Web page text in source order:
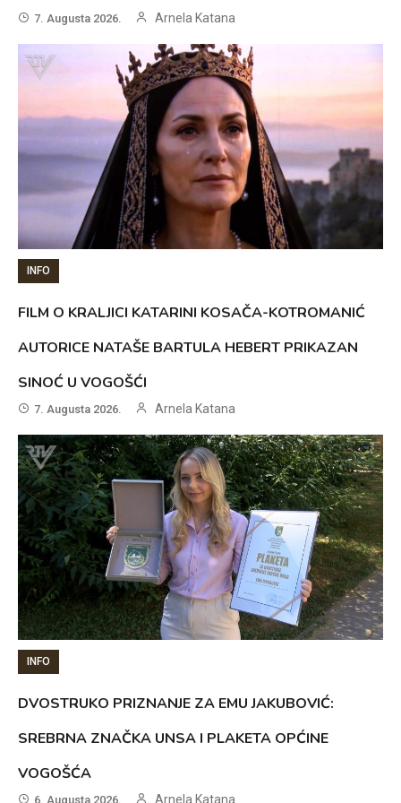
7. Augusta 2026. Arnela Katana
INFO
FILM O KRALJICI KATARINI KOSAČA-KOTROMANIĆ
AUTORICE NATAŠE BARTULA HEBERT PRIKAZAN
SINOĆ U VOGOŠĆI
7. Augusta 2026. Arnela Katana
INFO
DVOSTRUKO PRIZNANJE ZA EMU JAKUBOVIĆ:
SREBRNA ZNAČKA UNSA I PLAKETA OPĆINE
VOGOŠĆA
6. Augusta 2026. Arnela Katana